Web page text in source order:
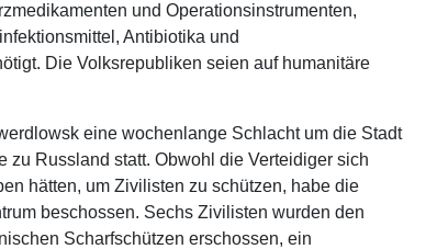
und Operationsinstrumenten,
Antibiotika und
Die Volksrepubliken seien auf humanitäre
eine wochenlange Schlacht um die Stadt
zu Russland statt. Obwohl die Verteidiger sich
hätten, um Zivilisten zu schützen, habe die
beschossen. Sechs Zivilisten wurden den
Scharfschützen erschossen, ein